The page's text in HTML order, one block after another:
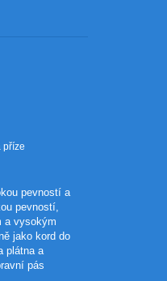
příze
pevností a
pevností,
a vysokým
jako kord do
plátna a
pás